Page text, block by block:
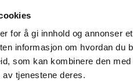
for å gi innhold og annonser
informasjon om hvordan du
som kan kombinere den
tjenestene deres.